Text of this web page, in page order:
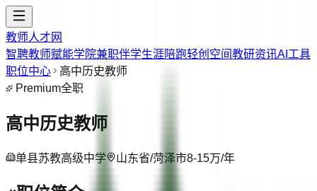
教师人才网
智聘教师赋能学院兼职伴学生涯陪跑轻创空间教研资讯AI工具
职位中心
高中历史教师
Premium全职
高中历史教师
单县苏教高级中学 山东省/菏泽市8-15万/年